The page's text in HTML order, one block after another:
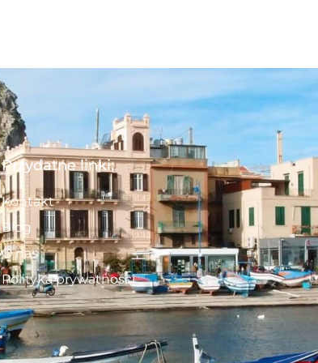
Przydatne linki:
Kontakt
Blog
O nas
Polityka prywatności